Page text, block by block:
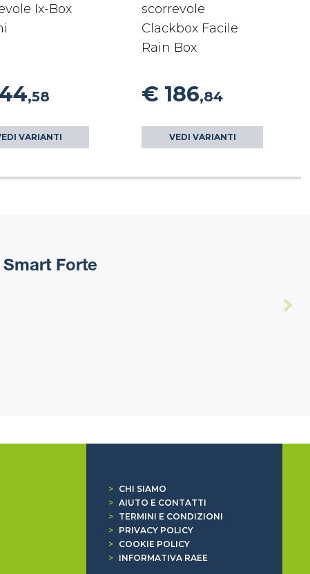
Ix-Box
,58
VARIANTI
scorrevole
Clackbox Facile
Rain Box
€ 186,84
VEDI VARIANTI
Forte
>
CHI SIAMO
> AIUTO E CONTATTI
>
TERMINI E CONDIZIONI
>
PRIVACY POLICY
>
COOKIE POLICY
>
INFORMATIVA RAEE